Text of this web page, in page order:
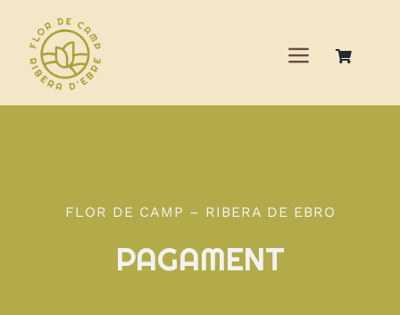
contenido
Que hacemos
Contacto
FLOR DE CAMP – RIBERA DE EBRO
PAGAMENT